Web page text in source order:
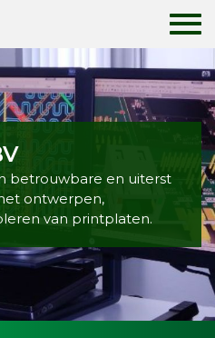
betrouwbare en uiterst
ontwerpen,
van printplaten.